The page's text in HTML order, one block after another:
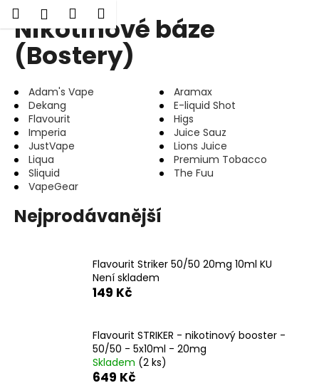
Přejít
obsah
HledatPřihlášení
Nákupní
košík
Menu
Nikotinové báze
(Bostery)
Adam's Vape
Aramax
Dekang
E-liquid Shot
Flavourit
Higs
Imperia
Juice Sauz
JustVape
Lions Juice
Liqua
Premium Tobacco
Sliquid
The Fuu
VapeGear
Nejprodávanější
Flavourit Striker 50/50 20mg 10ml KU
Není skladem
149 Kč
Flavourit STRIKER - nikotinový booster -
50/50 - 5x10ml - 20mg
Skladem (2 ks)
649 Kč
o Zpět
Zpět
o
p
o
t
ř
e
b
u